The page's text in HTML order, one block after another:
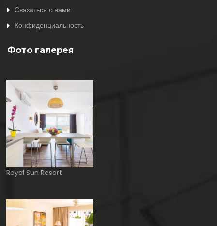
Связаться с нами
Конфиденциальность
Фото галерея
Royal Sun Resort